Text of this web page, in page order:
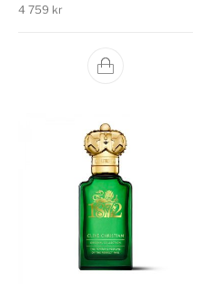
4 759 kr